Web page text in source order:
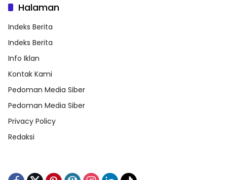
Halaman
Indeks Berita
Indeks Berita
Info Iklan
Kontak Kami
Pedoman Media Siber
Pedoman Media Siber
Privacy Policy
Redaksi